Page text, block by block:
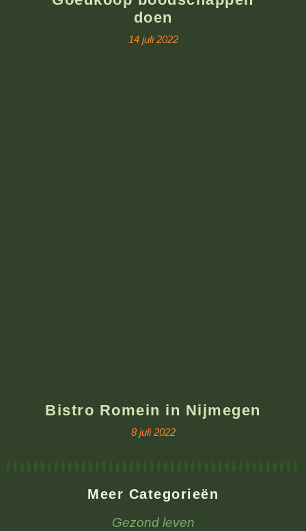
doen
14 juli 2022
Bistro Romein in Nijmegen
8 juli 2022
Meer Categorieën
Gezond leven